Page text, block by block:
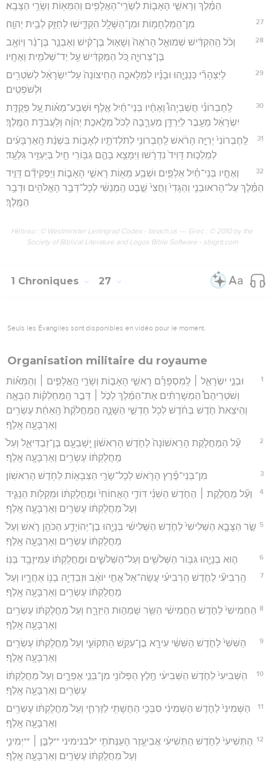
הַמֶּ֗לֶךְ וְרָאשֵׁ֧י הָאָב֛וֹת לְשָׂרֵֽי־הָאֲלָפִ֥ים וְהַמֵּא֖וֹת וְשָׂרֵ֥י הַצָּבָֽא׃
27 מִן־הַמִּלְחָמ֥וֹת וּמִן־הַשָּׁלָ֖ל הִקְדִּ֑ישׁוּ לְחַזֵּ֖ק לְבֵ֥ית יְהוָֽה׃
28
וְכֹ֨ל הַֽהִקְדִּ֜ישׁ שְׁמוּאֵ֤ל הָרֹאֶה֙ וְשָׁא֣וּל בֶּן־קִ֔ישׁ וְאַבְנֵ֣ר בֶּן־נֵ֔ר וְיוֹאָ֖ב
בֶּן־צְרוּיָ֑ה כֹּ֚ל הַמַּקְדִּ֔ישׁ עַ֥ל יַד־שְׁלֹמִ֖ית וְאֶחָֽיו׃
29
לַיִּצְהָרִ֞י כְּנַנְיָ֣הוּ וּבָנָ֗יו לַמְּלָאכָ֤ה הַחִֽיצוֹנָה֙ עַל־יִשְׂרָאֵ֔ל לְשֹׁטְרִ֖ים
וּלְשֹׁפְטִֽים׃
30
לַֽחֶבְרוֹנִ֡י חֲשַׁבְיָהוּ֩ וְאֶחָ֨יו בְּנֵי־חַ֜יִל אֶ֣לֶף וּשְׁבַע־מֵא֗וֹת עַ֚ל פְּקֻדַּ֣ת
יִשְׂרָאֵ֔ל מֵעֵ֥בֶר לַיַּרְדֵּ֖ן מַעְרָ֑בָה לְכֹל֙ מְלֶ֣אכֶת יְהוָ֔ה וְלַעֲבֹדַ֖ת הַמֶּֽלֶךְ׃
31
לַֽחֶבְרוֹנִי֙ יְרִיָּ֣ה הָרֹ֔אשׁ לַֽחֶבְרוֹנִ֥י לְתֹלְדֹתָ֖יו לְאָב֑וֹת בִּשְׁנַ֨ת הָֽאַרְבָּעִ֜ים
לְמַלְכ֤וּת דָּוִיד֙ נִדְרָ֔שׁוּ וַיִּמָּצֵ֥א בָהֶ֛ם גִּבּ֥וֹרֵי חַ֖יִל בְּיַעְזֵ֥יר גִּלְעָֽד׃
32
וְאֶחָ֣יו בְּנֵי־חַ֗יִל אַלְפַּ֛יִם וּשְׁבַ֥ע מֵא֖וֹת רָאשֵׁ֣י הָאָב֑וֹת וַיַּפְקִידֵ֞ם דָּוִ֣יד
הַמֶּ֗לֶךְ עַל־הָראוּבֵנִ֤י וְהַגָּדִי֙ וַחֲצִי֙ שֵׁ֣בֶט הַֽמְנַשִּׁ֔י לְכָל־דְּבַ֥ר הָאֱלֹהִ֖ים וּדְבַ֥ר
הַמֶּֽלֶךְ׃
Hébreu : © Westminster Leningrad Codex - tanach.us --- Grec : © 2010 by the
Society of Biblical Literature and Logos Bible Software - sblgnt.com
1 Chroniques 27
Seuls les Évangiles sont disponibles en vidéo pour le moment.
Organisation militaire du royaume
1
וּבְנֵ֣י יִשְׂרָאֵ֣ל ׀ לְֽמִסְפָּרָ֡ם רָאשֵׁ֣י הָאָב֣וֹת וְשָׂרֵ֣י הָֽאֲלָפִ֣ים ׀ וְהַמֵּא֡וֹת
וְשֹׁטְרֵיהֶם֩ הַמְשָׁרְתִ֨ים אֶת־הַמֶּ֜לֶךְ לְכֹ֣ל ׀ דְּבַ֣ר הַֽמַּחְלְק֗וֹת הַבָּאָ֤ה
וְהַיֹּצֵאת֙ חֹ֣דֶשׁ בְּחֹ֔דֶשׁ לְכֹ֖ל חָדְשֵׁ֣י הַשָּׁנָ֑ה הַֽמַּחֲלֹ֙קֶת֙ הָֽאַחַ֔ת עֶשְׂרִ֥ים
וְאַרְבָּעָ֖ה אָֽלֶף׃
2
עַ֞ל הַמַּחֲלֹ֤קֶת הָרִֽאשׁוֹנָה֙ לַחֹ֣דֶשׁ הָרִאשׁ֔וֹן יָֽשָׁבְעָ֖ם בֶּן־זַבְדִּיאֵ֑ל וְעַל֙
מַֽחֲלֻקְתּ֔וֹ עֶשְׂרִ֥ים וְאַרְבָּעָ֖ה אָֽלֶף׃
3 מִן־בְּנֵי־פֶ֗רֶץ הָרֹ֛אשׁ לְכָל־שָׂרֵ֥י הַצְּבָא֖וֹת לַחֹ֥דֶשׁ הָרִאשֽׁוֹן׃
4
וְעַ֞ל מַחֲלֹ֣קֶת ׀ הַחֹ֣דֶשׁ הַשֵּׁנִ֗י דּוֹדַ֤י הָאֲחוֹחִי֙ וּמַ֣חֲלֻקְתּ֔וֹ וּמִקְל֖וֹת הַנָּגִ֑יד
וְעַל֙ מַחֲלֻקְתּ֔וֹ עֶשְׂרִ֥ים וְאַרְבָּעָ֖ה אָֽלֶף׃
5 שַׂ֣ר הַצָּבָ֤א הַשְּׁלִישִׁי֙ לַחֹ֣דֶשׁ הַשְּׁלִישִׁ֔י בְּנָיָ֧הוּ בֶן־יְהוֹיָדָ֛ע הַכֹּהֵ֖ן רֹ֑אשׁ וְעַל֙
מַחֲלֻקְתּ֔וֹ עֶשְׂרִ֥ים וְאַרְבָּעָ֖ה אָֽלֶף׃
6 ה֧וּא בְנָיָ֛הוּ גִּבּ֥וֹר הַשְּׁלֹשִׁ֖ים וְעַל־הַשְּׁלֹשִׁ֑ים וּמַ֣חֲלֻקְתּ֔וֹ עַמִּיזָבָ֖ד בְּנֽוֹ׃
7
הָֽרְבִיעִ֞י לַחֹ֣דֶשׁ הָרְבִיעִ֗י עֲשָׂה־אֵל֙ אֲחִ֣י יוֹאָ֔ב וּזְבַדְיָ֥ה בְנ֖וֹ אַחֲרָ֑יו וְעַל֙
מַחֲלֻקְתּ֔וֹ עֶשְׂרִ֥ים וְאַרְבָּעָ֖ה אָֽלֶף׃
8 הַחַמִישִׁי֙ לַחֹ֣דֶשׁ הַחֲמִישִׁ֔י הַשַּׂ֖ר שַׁמְה֣וּת הַיִּזְרָ֑ח וְעַל֙ מַחֲלֻקְתּ֔וֹ עֶשְׂרִ֥ים
וְאַרְבָּעָ֖ה אָֽלֶף׃
9
הַשִּׁשִּׁי֙ לַחֹ֣דֶשׁ הַשִּׁשִּׁ֔י עִירָ֥א בֶן־עִקֵּ֖שׁ הַתְּקוֹעִ֑י וְעַל֙ מַחֲלֻקְתּ֔וֹ עֶשְׂרִ֥ים
וְאַרְבָּעָ֖ה אָֽלֶף׃
10
הַשְּׁבִיעִי֙ לַחֹ֣דֶשׁ הַשְּׁבִיעִ֔י חֶ֥לֶץ הַפְּלוֹנִ֖י מִן־בְּנֵ֣י אֶפְרָ֑יִם וְעַל֙ מַחֲלֻקְתּ֔וֹ
עֶשְׂרִ֥ים וְאַרְבָּעָ֖ה אָֽלֶף׃
11
הַשְּׁמִינִי֙ לַחֹ֣דֶשׁ הַשְּׁמִינִ֔י סִבְּכַ֥י הַחֻשָׁתִ֖י לַזַּרְחִ֑י וְעַל֙ מַחֲלֻקְתּ֔וֹ עֶשְׂרִ֥ים
וְאַרְבָּעָ֖ה אָֽלֶף׃
12 הַתְּשִׁיעִי֙ לַחֹ֣דֶשׁ הַתְּשִׁיעִ֔י אֲבִיעֶ֥זֶר הָעַנְּתֹתִ֖י *לבנימיני **לַבֵּ֣ן ׀ **יְמִינִ֑י
וְעַל֙ מַחֲלֻקְתּ֔וֹ עֶשְׂרִ֥ים וְאַרְבָּעָ֖ה אָֽלֶף׃